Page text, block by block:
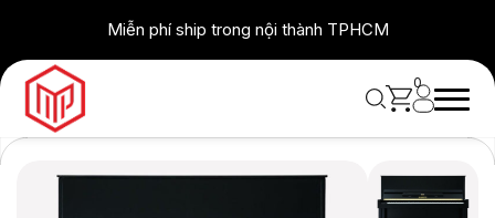
content
Miễn phí ship trong nội thành TPHCM
0